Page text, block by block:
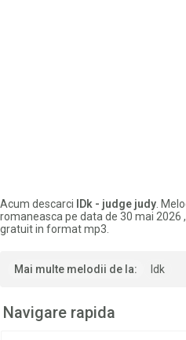
Acum descarci IDk - judge judy .
romaneasca pe data de 30 mai 2026
gratuit in format mp3.
Mai multe melodii de la: Idk
Navigare rapida